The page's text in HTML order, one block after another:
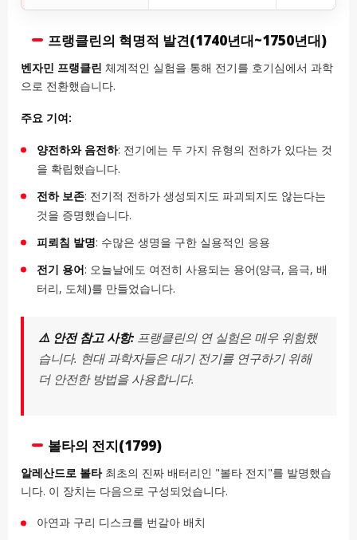
프랭클린의 혁명적 발견(1740년대~1750년대)
벤자민 프랭클린 체계적인 실험을 통해 전기를 호기심에서 과학
으로 전환했습니다.
주요 기여:
양전하와 음전하: 전기에는 두 가지 유형의 전하가 있다는 것
을 확립했습니다.
전하 보존: 전기적 전하가 생성되지도 파괴되지도 않는다는
것을 증명했습니다.
피뢰침 발명: 수많은 생명을 구한 실용적인 응용
전기 용어: 오늘날에도 여전히 사용되는 용어(양극, 음극, 배
터리, 도체)를 만들었습니다.
⚠️ 안전 참고 사항: 프랭클린의 연 실험은 매우 위험했
습니다. 현대 과학자들은 대기 전기를 연구하기 위해
더 안전한 방법을 사용합니다.
볼타의 전지(1799)
알레산드로 볼타최초의 진짜 배터리인 "볼타 전지"를 발명했습
니다. 이 장치는 다음으로 구성되었습니다.
아연과 구리 디스크를 번갈아 배치